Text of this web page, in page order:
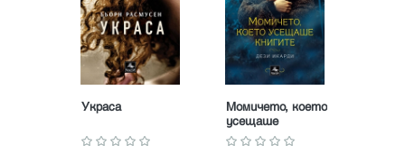
Украса
Момичето, което
усещаше
книгите